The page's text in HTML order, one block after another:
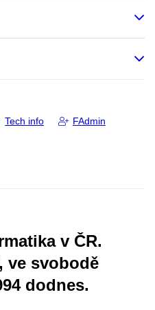
Tech info FAdmin
v ČR.
ve svobodě
dodnes.